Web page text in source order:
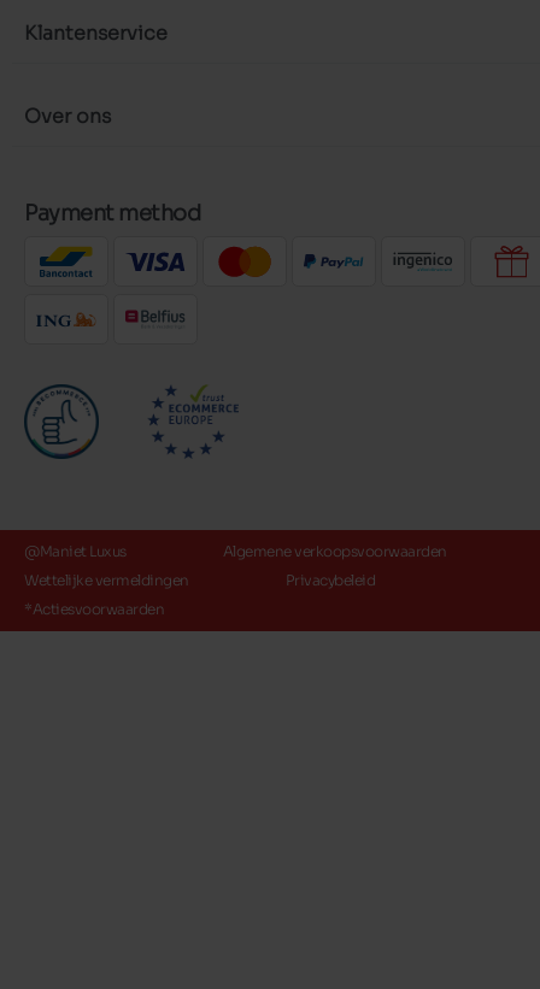
Klantenservice
Over ons
Payment method
@Maniet Luxus
Algemene verkoopsvoorwaarden
Wettelijke vermeldingen
Privacybeleid
*Actiesvoorwaarden